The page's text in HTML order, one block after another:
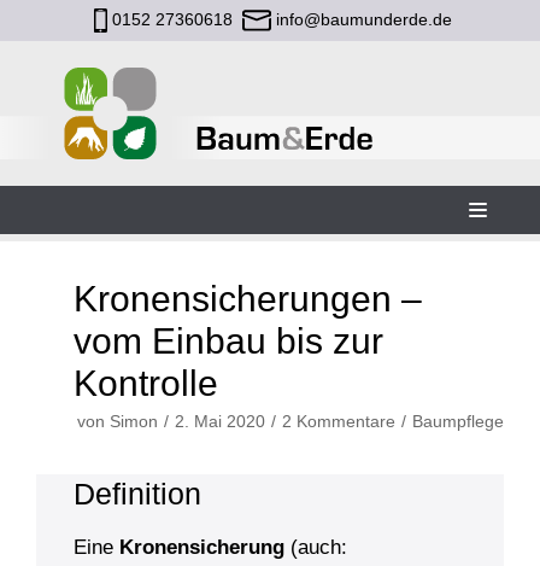
0152 27360618 info@baumunderde.de
Kronensicher­ungen –
vom Einbau bis zur
Kontrolle
von Simon 2. Mai 2020 2 Kommentare Baumpflege
Definition
Eine Kronensicherung (auch: